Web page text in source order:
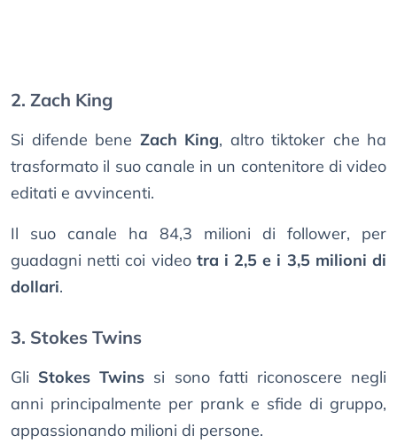
2. Zach King
Si difende bene Zach King, altro tiktoker che ha
trasformato il suo canale in un contenitore di video
editati e avvincenti.
Il suo canale ha 84,3 milioni di follower, per
guadagni netti coi video tra i 2,5 e i 3,5 milioni di
dollari.
3. Stokes Twins
Gli Stokes Twins si sono fatti riconoscere negli
anni principalmente per prank e sfide di gruppo,
appassionando milioni di persone.